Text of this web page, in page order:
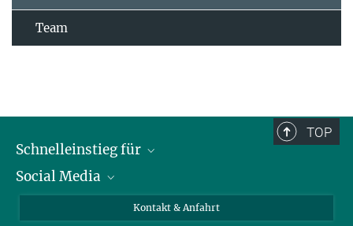
Team
TOP
Schnelleinstieg für
Journalist*innen
Social Media
Kontakt & Anfahrt